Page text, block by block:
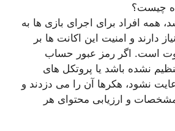
چیست؟
همه افراد برای اجرای بازی ها به
دارند و امنیت این اکانت ها بر
است. اگر رمز عبور حساب
نشده باشد یا پروتکل های
نشود، هکرها آن را می دزدند و
و ارزیابی محتوای هر